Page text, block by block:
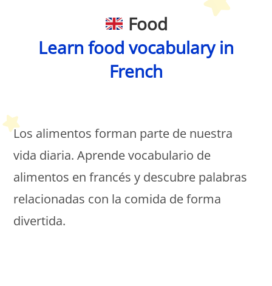
Food
Learn food vocabularyin
French
Los alimentos forman parte de nuestra
vida diaria. Aprende vocabulario de
alimentos en francés y descubre palabras
relacionadas con la comida de forma
divertida.